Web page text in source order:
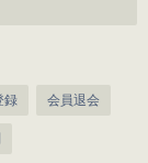
録 会員退会